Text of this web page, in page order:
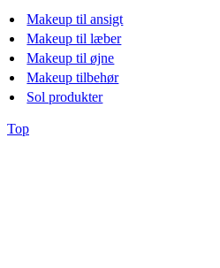
Makeup til ansigt
Makeup til læber
Makeup til øjne
Makeup tilbehør
Sol produkter
Top